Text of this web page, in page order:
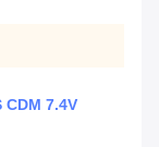
7.4V